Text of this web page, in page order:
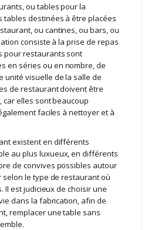
ou tables pour la
tables destinées à être placées
ou cantines, ou bars, ou
consiste à la prise de repas
pour restaurants sont
en séries ou en nombre, de
unité visuelle de la salle de
de restaurant doivent être
elles sont beaucoup
faciles à nettoyer et à
existent en différents
au plus luxueux, en différents
de convives possibles autour
selon le type de restaurant où
Il est judicieux de choisir une
dans la fabrication, afin de
remplacer une table sans